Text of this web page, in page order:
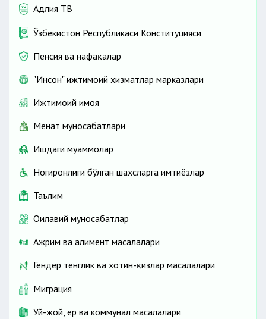
Адлия ТВ
Ўзбекистон Республикаси Конституцияси
Пенсия ва нафақалар
"Инсон" ижтимоий хизматлар марказлари
Ижтимоий ҳимоя
Меҳнат муносабатлари
Ишдаги муаммолар
Ногиронлиги бўлган шахсларга имтиёзлар
Таълим
Оилавий муносабатлар
Ажрим ва алимент масалалари
Гендер тенглик ва хотин-қизлар масалалари
Миграция
Уй-жой, ер ва коммунал масалалари